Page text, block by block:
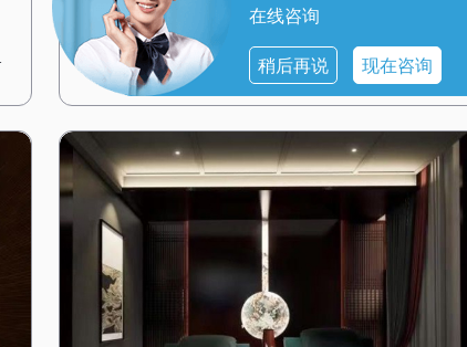
在线咨询
稍后再说 现在咨询
简约而不简单
天津河西桑拿SPA水疗会所的设计风格简约而现代，展现
出都市的时尚与精致。一进门，便能看到大面积的玻璃幕
墙，将自然光线引入室内，营造出明亮而通透的氛围。 会
所内部的装修以白色和灰色为主色调，搭配简洁的线条和
几何图形，展现出一种简约而不简单的美感。墙壁上挂着
抽象的现代艺术作品，搭配现代感十足的家具，让人感受
到都市的时尚气息。 桑拿房采用高科技的设备，搭配智能
控制系统，让顾客可以根据自己的需求调节温度和湿度。
水疗区域则配备了舒适的按摩床和私人浴缸，每个房间都
经过精心设计，搭配简洁的装饰和舒适的布艺，营造出一
种温馨而舒适的感觉。 在这里，简约的设计风格与高端的
设施设备相结合，为顾客提供了一个时尚而舒适的放松空
间。